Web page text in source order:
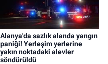
Alanya'da sazlık alanda yangın
paniği! Yerleşim yerlerine
yakın noktadaki alevler
söndürüldü